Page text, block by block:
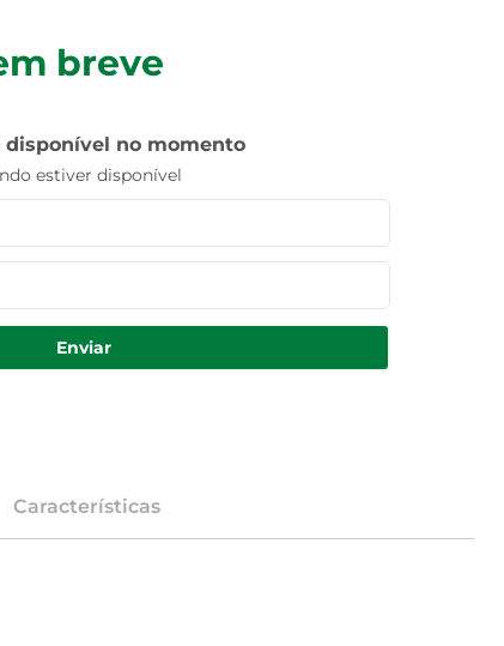
breve
disponível no momento
estiver disponível
Enviar
Características